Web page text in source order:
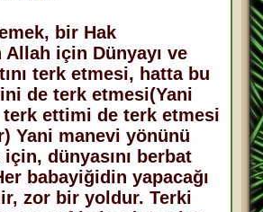
bir Hak
için Dünyayı ve
terk etmesi, hatta bu
de terk etmesi(Yani
terk ettimi de terk etmesi
Yani manevi yönünü
dünyasını berbat
babayiğidin yapacağı
zor bir yoldur. Terki